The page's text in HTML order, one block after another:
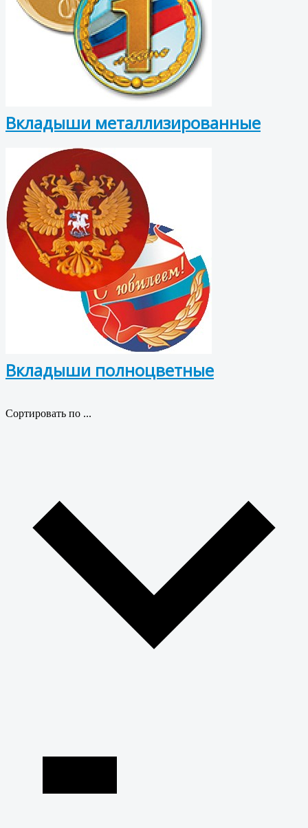
Вкладыши металлизированные
Вкладыши полноцветные
Сортировать по ...